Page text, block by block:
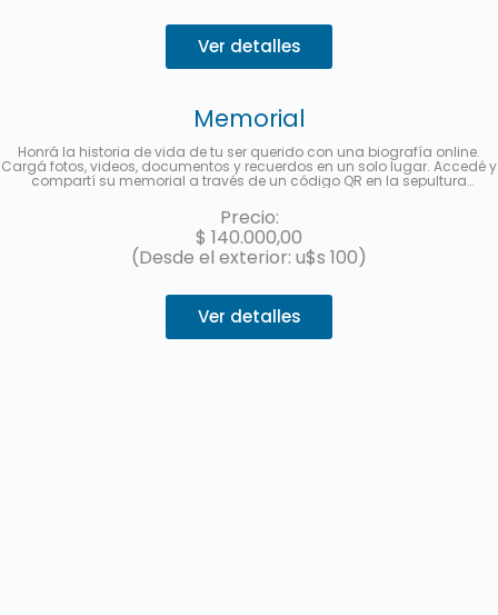
Ver detalles
Memorial
Honrá la historia de vida de tu ser querido con una biografía online.
Cargá fotos, videos, documentos y recuerdos en un solo lugar. Accedé y
compartí su memorial a través de un código QR en la sepultura
en redes sociales. Hasta 3 cuotas sin interés con MercadoPago.
Precio:
$ 140.000,00
(Desde el exterior: u$s 100)
Ver detalles